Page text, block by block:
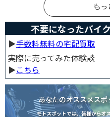
もっ
不要になったバイ
▶︎手数料無料の宅配買取
実際に売ってみた体験談
▶︎こちら
あなたのオススメス
モトスポットでは、皆様からオ